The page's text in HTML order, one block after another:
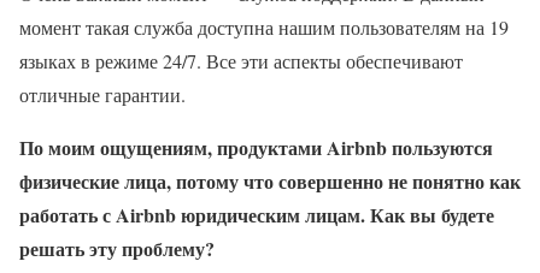
момент такая служба доступна нашим пользователям на 19
языках в режиме 24/7. Все эти аспекты обеспечивают
отличные гарантии.
По моим ощущениям, продуктами Airbnb пользуются
физические лица, потому что совершенно не понятно как
работать с Airbnb юридическим лицам. Как вы будете
решать эту проблему?